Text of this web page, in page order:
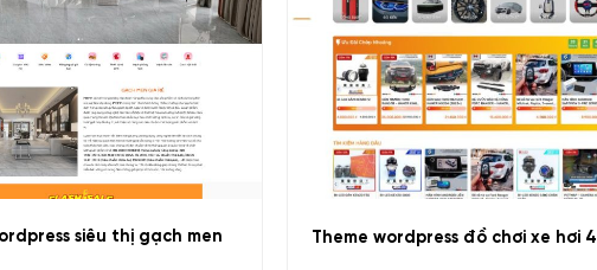
siêu thị gạch men
Theme wordpress đồ chơi xe hơi 4